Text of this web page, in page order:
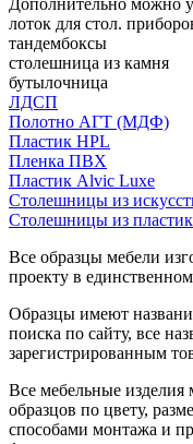
лоток для стол.
тандембоксы
столешница из камня
бутылочница
ЛДСП
Полотно АГТ (МДФ)
Пластик HPL
Пленка ПВХ
Пластик Alvic Luxe
Столешницы из
Столешницы из
Все образцы мебели
проекту в
Образцы имеют
поиска по сайту, все
зарегистрированным
Все мебельные изделия
образцов по цвету,
способами монтажа и